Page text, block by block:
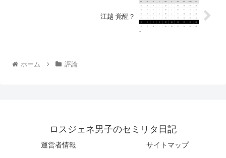
江越 覚醒？
ホーム 評論
ロスジェネ男子のセミリタ日記
運営者情報 サイトマップ